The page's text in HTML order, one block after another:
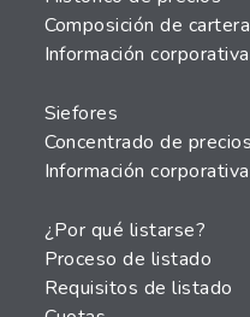
Composición de cartera
Información corporativa
Siefores
Concentrado de precios
Información corporativa
¿Por qué listarse?
Proceso de listado
Requisitos de listado